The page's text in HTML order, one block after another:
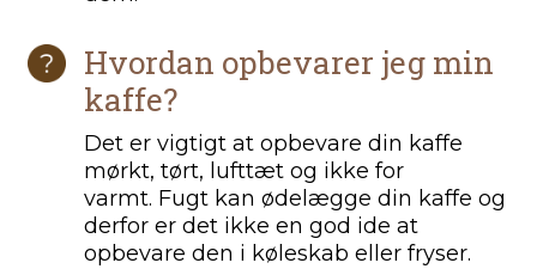
Hvordan opbevarer jeg min
kaffe?
Det er vigtigt at opbevare din kaffe
mørkt, tørt, lufttæt og ikke for
varmt. Fugt kan ødelægge din kaffe og
derfor er det ikke en god ide at
opbevare den i køleskab eller fryser.